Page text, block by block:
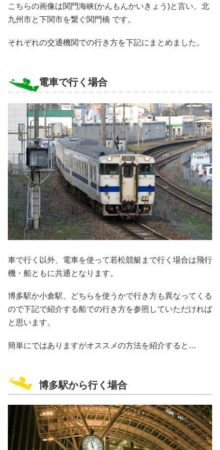
こちらの画像は関門海峡(かんもんかいきょう)と言い、北
九州市と下関市を繋ぐ関門橋 です。
それぞれの交通機関での行き方を下記にまとめました。
電車で行く場合
車で行く以外、電車を使って若松競艇まで行く場合は飛行
機・船ともに共通となります。
博多駅か小倉駅、どちらを使うかで行き方も異なってくる
ので下記で紹介する船での行き方を参照していただければ
と思います。
簡単にではありますがオススメの方法を紹介すると…
博多駅から行く場合